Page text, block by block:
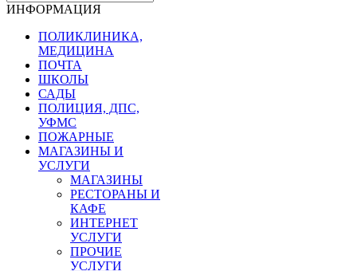
ИНФОРМАЦИЯ
ПОЛИКЛИНИКА,
МЕДИЦИНА
ПОЧТА
ШКОЛЫ
САДЫ
ПОЛИЦИЯ, ДПС,
УФМС
ПОЖАРНЫЕ
МАГАЗИНЫ И
УСЛУГИ
МАГАЗИНЫ
РЕСТОРАНЫ И
КАФЕ
ИНТЕРНЕТ
УСЛУГИ
ПРОЧИЕ
УСЛУГИ